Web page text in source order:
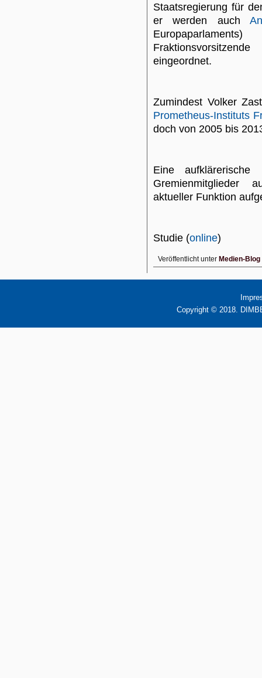
Staatsregierung für
er werden auch
eingeordnet.
Zumindest Volker
Prometheus-Instituts
doch von 2005 bis
Eine
Gremienmitglieder
aktueller Funktion
Studie (online)
Veröffentlicht unter Medien-Blog
Copyright © 2018.